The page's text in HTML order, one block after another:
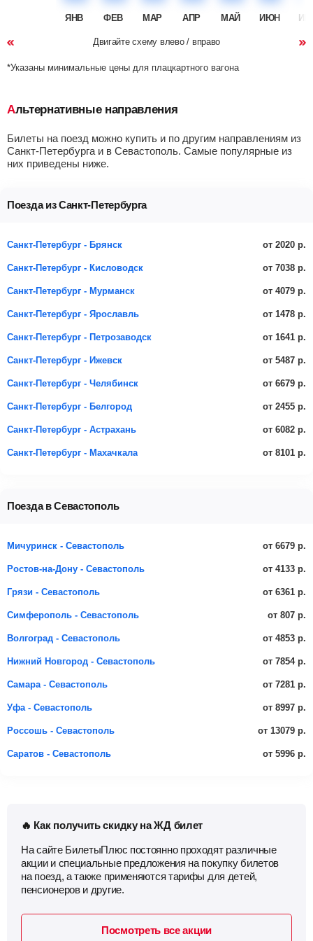
ЯНВ ФЕВ МАР АПР МАЙ ИЮН
Двигайте схему влево / вправо
*Указаны минимальные цены для плацкартного вагона
Альтернативные направления
Билеты на поезд можно купить и по другим направлениям из
Санкт-Петербурга и в Севастополь. Самые популярные из
них приведены ниже.
Поезда из Санкт-Петербурга
Санкт-Петербург - Брянск от 2020 р.
Санкт-Петербург - Кисловодск от 7038 р.
Санкт-Петербург - Мурманск от 4079 р.
Санкт-Петербург - Ярославль от 1478 р.
Санкт-Петербург - Петрозаводск от 1641 р.
Санкт-Петербург - Ижевск от 5487 р.
Санкт-Петербург - Челябинск от 6679 р.
Санкт-Петербург - Белгород от 2455 р.
Санкт-Петербург - Астрахань от 6082 р.
Санкт-Петербург - Махачкала от 8101 р.
Поезда в Севастополь
Мичуринск - Севастополь от 6679 р.
Ростов-на-Дону - Севастополь от 4133 р.
Грязи - Севастополь от 6361 р.
Симферополь - Севастополь от 807 р.
Волгоград - Севастополь от 4853 р.
Нижний Новгород - Севастополь от 7854 р.
Самара - Севастополь от 7281 р.
Уфа - Севастополь от 8997 р.
Россошь - Севастополь от 13079 р.
Саратов - Севастополь от 5996 р.
🔥 Как получить скидку на ЖД билет
На сайте БилетыПлюс постоянно проходят различные
акции и специальные предложения на покупку билетов
на поезд, а также применяются тарифы для детей,
пенсионеров и другие.
Посмотреть все акции